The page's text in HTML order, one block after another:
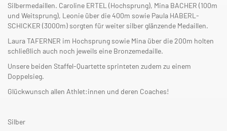
Silbermedaillen. Caroline ERTEL (Hochsprung), Mina BACHER (100m
und Weitsprung), Leonie über die 400m sowie Paula HABERL-
SCHICKER (3000m) sorgten für weiter silber glänzende Medaillen.
Laura TAFERNER im Hochsprung sowie Mina über die 200m holten
schließlich auch noch jeweils eine Bronzemedaille.
Unsere beiden Staffel-Quartette sprinteten zudem zu einem
Doppelsieg.
Glückwunsch allen Athlet:innen und deren Coaches!
Silber